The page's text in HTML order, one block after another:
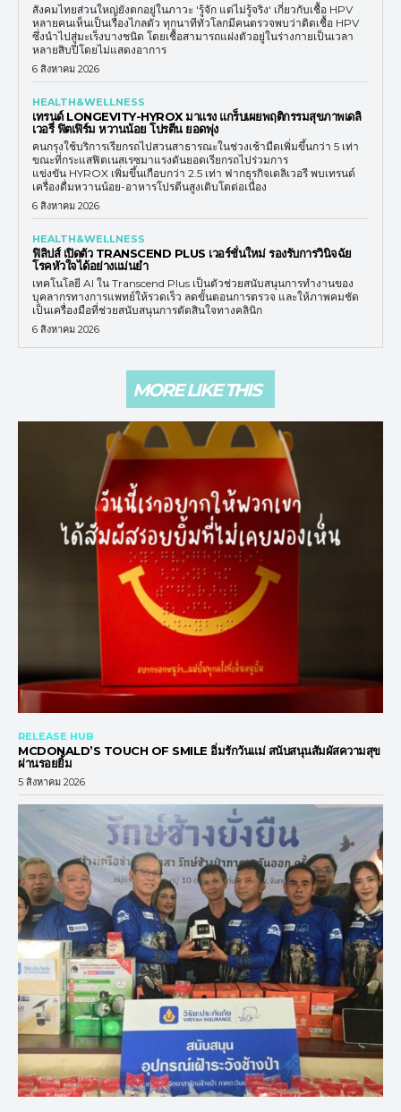
สังคมไทยส่วนใหญ่ยังตกอยู่ในภาวะ 'รู้จัก แต่ไม่รู้จริง' เกี่ยวกับเชื้อ HPV
หลายคนเห็นเป็นเรื่องไกลตัว ทุกนาทีทั่วโลกมีคนตรวจพบว่าติดเชื้อ HPV
ซึ่งนำไปสู่มะเร็งบางชนิด โดยเชื้อสามารถแฝงตัวอยู่ในร่างกายเป็นเวลา
หลายสิบปีโดยไม่แสดงอาการ
6 สิงหาคม 2026
HEALTH&WELLNESS
เทรนด์ LONGEVITY-HYROX มาแรง แกร็บเผยพฤติกรรมสุขภาพเดลิ
เวอรี่ ฟิตเฟิร์ม หวานน้อย โปรตีน ยอดพุ่ง
คนกรุงใช้บริการเรียกรถไปสวนสาธารณะในช่วงเช้ามืดเพิ่มขึ้นกว่า 5 เท่า
ขณะที่กระแสฟิตเนสเรซมาแรงดันยอดเรียกรถไปร่วมการ
แข่งขัน HYROX เพิ่มขึ้นเกือบกว่า 2.5 เท่า ฟากธุรกิจเดลิเวอรี พบเทรนด์
เครื่องดื่มหวานน้อย-อาหารโปรตีนสูงเติบโตต่อเนื่อง
6 สิงหาคม 2026
HEALTH&WELLNESS
ฟิลิปส์ เปิดตัว TRANSCEND PLUS เวอร์ชั่นใหม่ รองรับการวินิจฉัย
โรคหัวใจได้อย่างแม่นยำ
เทคโนโลยี AI ใน Transcend Plus เป็นตัวช่วยสนับสนุนการทำงานของ
บุคลากรทางการแพทย์ให้รวดเร็ว ลดขั้นตอนการตรวจ และให้ภาพคมชัด
เป็นเครื่องมือที่ช่วยสนับสนุนการตัดสินใจทางคลินิก
6 สิงหาคม 2026
MORE LIKE THIS
RELEASE HUB
MCDONALD’S TOUCH OF SMILE อิ่มรักวันแม่ สนับสนุนสัมผัสความสุข
ผ่านรอยยิ้ม
5 สิงหาคม 2026